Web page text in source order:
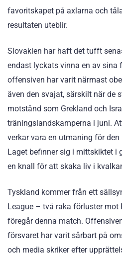
favoritskapet på axlarna och
resultaten uteblir.
Slovakien har haft det tufft
endast lyckats vinna en av sina
offensiven har varit närmast
även den svajat, särskilt när de
motstånd som Grekland och
träningslandskamperna i juni.
verkar vara en utmaning för
Laget befinner sig i mittskiktet i
en knall för att skaka liv i
Tyskland kommer från ett
League – två raka förluster mot
föregår denna match.
försvaret har varit sårbart på
och media skriker efter